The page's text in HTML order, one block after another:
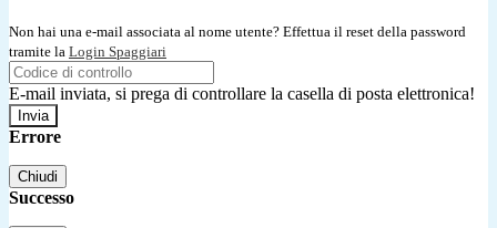
Non hai una e-mail associata al nome utente? Effettua il reset della password
tramite la Login Spaggiari
E-mail inviata, si prega di controllare la casella di posta elettronica!
Errore
Chiudi
Successo